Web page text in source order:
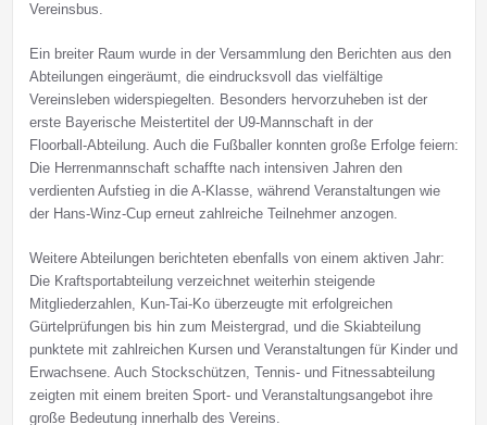
Vereinsbus.
Ein breiter Raum wurde in der Versammlung den Berichten aus den
Abteilungen eingeräumt, die eindrucksvoll das vielfältige
Vereinsleben widerspiegelten. Besonders hervorzuheben ist der
erste Bayerische Meistertitel der U9‑Mannschaft in der
Floorball‑Abteilung. Auch die Fußballer konnten große Erfolge feiern:
Die Herrenmannschaft schaffte nach intensiven Jahren den
verdienten Aufstieg in die A‑Klasse, während Veranstaltungen wie
der Hans‑Winz‑Cup erneut zahlreiche Teilnehmer anzogen.
Weitere Abteilungen berichteten ebenfalls von einem aktiven Jahr:
Die Kraftsportabteilung verzeichnet weiterhin steigende
Mitgliederzahlen, Kun‑Tai‑Ko überzeugte mit erfolgreichen
Gürtelprüfungen bis hin zum Meistergrad, und die Skiabteilung
punktete mit zahlreichen Kursen und Veranstaltungen für Kinder und
Erwachsene. Auch Stockschützen, Tennis- und Fitnessabteilung
zeigten mit einem breiten Sport- und Veranstaltungsangebot ihre
große Bedeutung innerhalb des Vereins.